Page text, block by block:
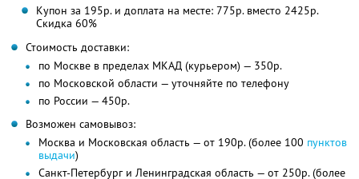
Купон за 195р. и доплата на месте: 775р. вместо 2425р.
Скидка 60%
Стоимость доставки:
по Москве в пределах МКАД (курьером) — 350р.
по Московской области — уточняйте по телефону
по России — 450р.
Возможен самовывоз:
Москва и Московская область — от 190р. (более 100 пунктов
выдачи)
Санкт-Петербург и Ленинградская область — от 250р. (более